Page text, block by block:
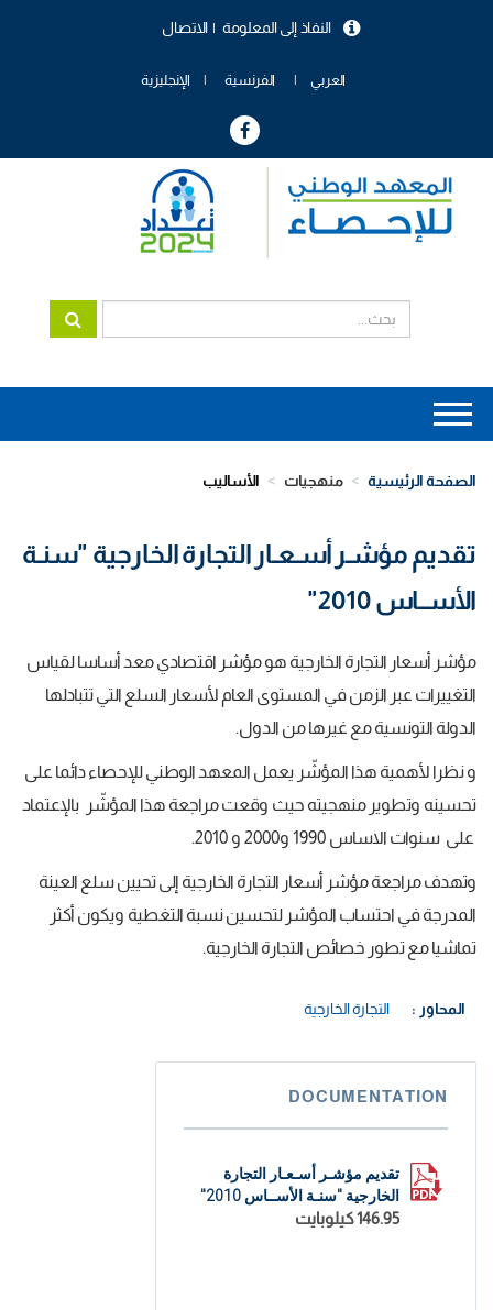
الاتصال النفاذ إلى المعلومة
العربي الفرنسية الإنجليزية
Main
navigation
الصفحة الرئيسية منهجيات الأساليب
تقديم مؤشـر أسـعـار التجارة الخارجية "سنـة
الأســاس 2010"
مؤشر أسعار التجارة الخارجية هو مؤشر اقتصادي معد أساسا لقياس
التغييرات عبر الزمن في المستوى العام لأسعار السلع التي تتبادلها
الدولة التونسية مع غيرها من الدول.
و نظرا لأهمية هذا المؤشّر يعمل المعهد الوطني للإحصاء دائما على
تحسينه وتطوير منهجيته حيث وقعت مراجعة هذا المؤشّر بالإعتماد
على سنوات الاساس 1990 و2000 و 2010.
وتهدف مراجعة مؤشر أسعار التجارة الخارجية إلى تحيين سلع العينة
المدرجة في احتساب المؤشر لتحسين نسبة التغطية ويكون أكثر
تماشيا مع تطور خصائص التجارة الخارجية.
المحاور : التجارة الخارجية
DOCUMENTATION
تقديم مؤشـر أسـعـار التجارة
الخارجية "سنـة الأســاس 2010"
146.95 كيلوبايت